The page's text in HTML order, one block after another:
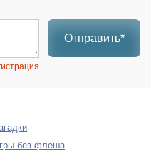
Отправить*
без флеша